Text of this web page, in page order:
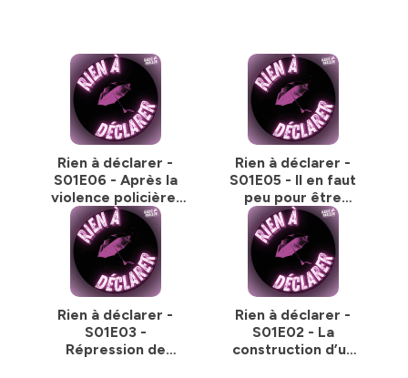
Rien à déclarer -
S01E06 - Après la
violence policière,
la violence
judiciaire
Rien à déclarer -
S01E05 - Il en faut
peu pour être
"terroriste"
Rien à déclarer -
S01E03 -
Répression de
Rien à déclarer -
S01E02 - La
construction d’un